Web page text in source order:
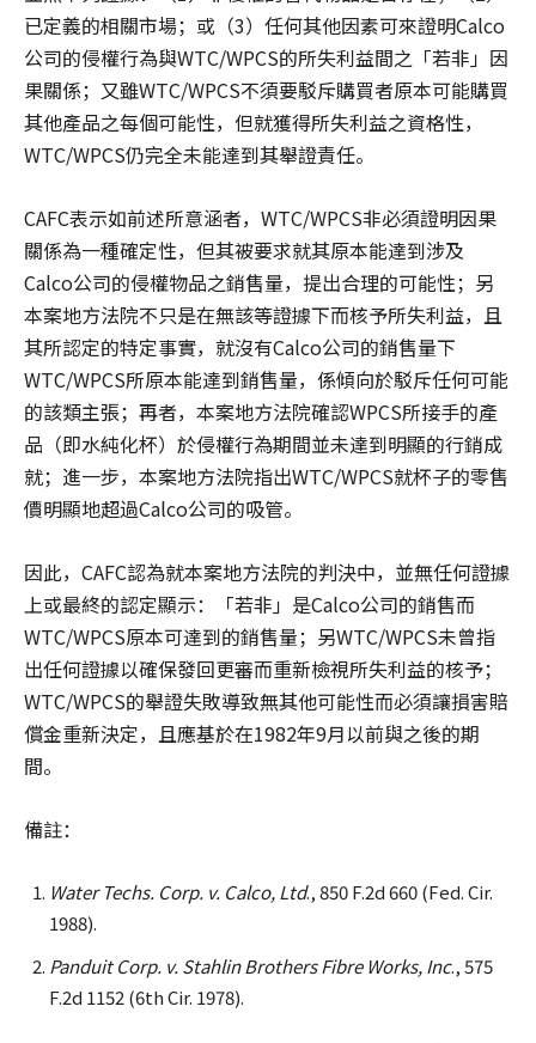
已定義的相關市場；或（3）任何其他因素可來證明Calco
公司的侵權行為與WTC/WPCS的所失利益間之「若非」因
果關係；又雖WTC/WPCS不須要駁斥購買者原本可能購買
其他產品之每個可能性，但就獲得所失利益之資格性，
WTC/WPCS仍完全未能達到其舉證責任。
CAFC表示如前述所意涵者，WTC/WPCS非必須證明因果
關係為一種確定性，但其被要求就其原本能達到涉及
Calco公司的侵權物品之銷售量，提出合理的可能性；另
本案地方法院不只是在無該等證據下而核予所失利益，且
其所認定的特定事實，就沒有Calco公司的銷售量下
WTC/WPCS所原本能達到銷售量，係傾向於駁斥任何可能
的該類主張；再者，本案地方法院確認WPCS所接手的產
品（即水純化杯）於侵權行為期間並未達到明顯的行銷成
就；進一步，本案地方法院指出WTC/WPCS就杯子的零售
價明顯地超過Calco公司的吸管。
因此，CAFC認為就本案地方法院的判決中，並無任何證據
上或最終的認定顯示：「若非」是Calco公司的銷售而
WTC/WPCS原本可達到的銷售量；另WTC/WPCS未曾指
出任何證據以確保發回更審而重新檢視所失利益的核予；
WTC/WPCS的舉證失敗導致無其他可能性而必須讓損害賠
償金重新決定，且應基於在1982年9月以前與之後的期
間。
備註：
Water Techs. Corp. v. Calco, Ltd., 850 F.2d 660 (Fed. Cir.
1988).
Panduit Corp. v. Stahlin Brothers Fibre Works, Inc., 575
F.2d 1152 (6th Cir. 1978).